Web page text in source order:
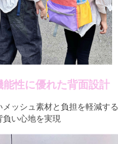
能性に優れた背面設計
メッシュ素材と負担を軽減す
負い心地を実現